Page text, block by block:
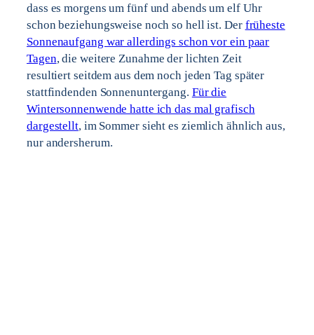
dass es morgens um fünf und abends um elf Uhr
schon beziehungsweise noch so hell ist. Der früheste
Sonnenaufgang war allerdings schon vor ein paar
Tagen, die weitere Zunahme der lichten Zeit
resultiert seitdem aus dem noch jeden Tag später
stattfindenden Sonnenuntergang. Für die
Wintersonnenwende hatte ich das mal grafisch
dargestellt, im Sommer sieht es ziemlich ähnlich aus,
nur andersherum.